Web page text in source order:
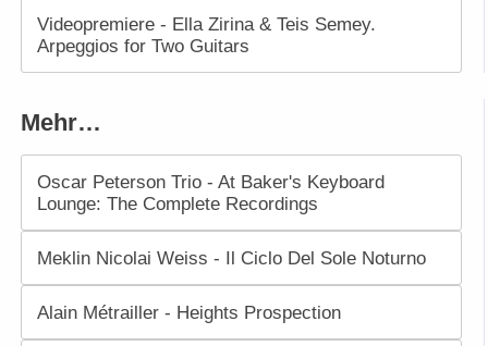
Videopremiere - Ella Zirina & Teis Semey.
Arpeggios for Two Guitars
Mehr…
Oscar Peterson Trio - At Baker's Keyboard
Lounge: The Complete Recordings
Meklin Nicolai Weiss - Il Ciclo Del Sole Noturno
Alain Métrailler - Heights Prospection